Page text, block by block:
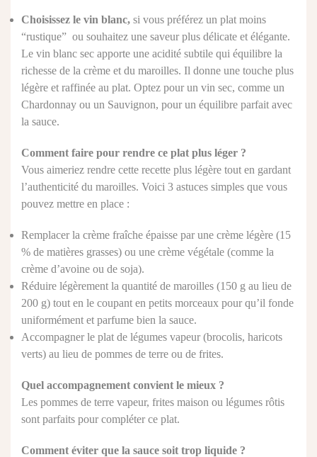
Choisissez le vin blanc, si vous préférez un plat moins
“rustique” ou souhaitez une saveur plus délicate et élégante.
Le vin blanc sec apporte une acidité subtile qui équilibre la
richesse de la crème et du maroilles. Il donne une touche plus
légère et raffinée au plat. Optez pour un vin sec, comme un
Chardonnay ou un Sauvignon, pour un équilibre parfait avec
la sauce.
Comment faire pour rendre ce plat plus léger ?
Vous aimeriez rendre cette recette plus légère tout en gardant
l’authenticité du maroilles. Voici 3 astuces simples que vous
pouvez mettre en place :
Remplacer la crème fraîche épaisse par une crème légère (15
% de matières grasses) ou une crème végétale (comme la
crème d’avoine ou de soja).
Réduire légèrement la quantité de maroilles (150 g au lieu de
200 g) tout en le coupant en petits morceaux pour qu’il fonde
uniformément et parfume bien la sauce.
Accompagner le plat de légumes vapeur (brocolis, haricots
verts) au lieu de pommes de terre ou de frites.
Quel accompagnement convient le mieux ?
Les pommes de terre vapeur, frites maison ou légumes rôtis
sont parfaits pour compléter ce plat.
Comment éviter que la sauce soit trop liquide ?